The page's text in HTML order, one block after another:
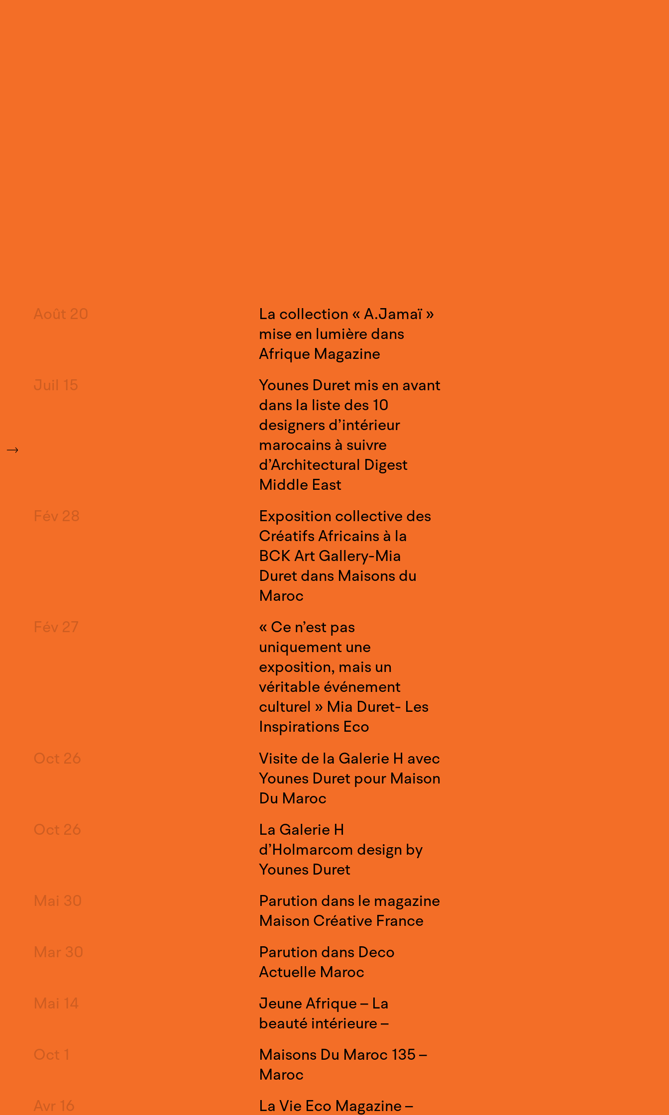
La collection « A.Jamaï »
mise en lumière dans
Afrique Magazine
Août 20
Younes Duret mis en avant
dans la liste des 10
designers d’intérieur
marocains à suivre
d’Architectural Digest
Middle East
Juil 15
Exposition collective des
Créatifs Africains à la
BCK Art Gallery-Mia
Duret dans Maisons du
Maroc
Fév 28
« Ce n’est pas
uniquement une
exposition, mais un
véritable événement
culturel » Mia Duret- Les
Inspirations Eco
Fév 27
Visite de la Galerie H avec
Younes Duret pour Maison
Du Maroc
Oct 26
La Galerie H
d’Holmarcom design by
Younes Duret
Oct 26
Parution dans le magazine
Maison Créative France
Mai 30
Parution dans Deco
Actuelle Maroc
Mar 30
Jeune Afrique – La
beauté intérieure –
Mai 14
Maisons Du Maroc 135 –
Maroc
Oct 1
La Vie Eco Magazine –
Avr 16